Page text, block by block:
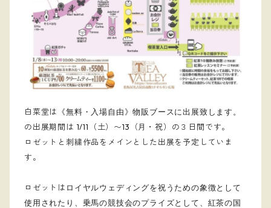
白菜堂は 《無料・入場自由》物販ブースに出展致します。
の出展期間は 1/11（土）〜13（月・祝）の３日間です。
ロゼットと刺繍作品をメインとした出展を予定していま
す。
ロゼットは ロイヤルウェディングを祝うための象徴として
使用されたり、乗馬の競技会のプライズとして、 紅茶の国